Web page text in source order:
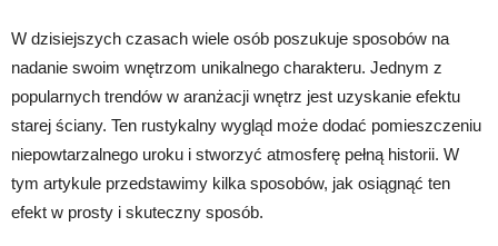
W dzisiejszych czasach wiele osób poszukuje sposobów na
nadanie swoim wnętrzom unikalnego charakteru. Jednym z
popularnych trendów w aranżacji wnętrz jest uzyskanie efektu
starej ściany. Ten rustykalny wygląd może dodać pomieszczeniu
niepowtarzalnego uroku i stworzyć atmosferę pełną historii. W
tym artykule przedstawimy kilka sposobów, jak osiągnąć ten
efekt w prosty i skuteczny sposób.